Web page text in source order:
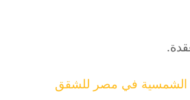
في مصر للشقق